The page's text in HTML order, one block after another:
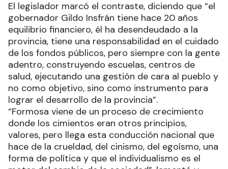
El legislador marcó el contraste, diciendo que “el
gobernador Gildo Insfrán tiene hace 20 años
equilibrio financiero, él ha desendeudado a la
provincia, tiene una responsabilidad en el cuidado
de los fondos públicos, pero siempre con la gente
adentro, construyendo escuelas, centros de
salud, ejecutando una gestión de cara al pueblo y
no como objetivo, sino como instrumento para
lograr el desarrollo de la provincia”.
“Formosa viene de un proceso de crecimiento
donde los cimientos eran otros principios,
valores, pero llega esta conducción nacional que
hace de la crueldad, del cinismo, del egoísmo, una
forma de política y que el individualismo es el